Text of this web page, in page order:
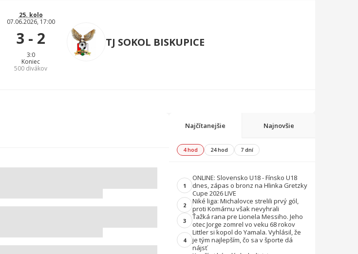
25. kolo
07.06.2026, 17:00
3 - 2
3:0
Koniec
500 divákov
TJ SOKOL BISKUPICE
Najčítanejšie Najnovšie
4 hod 24 hod 7 dní
1
ONLINE: Slovensko U18 - Fínsko U18
dnes, zápas o bronz na Hlinka Gretzky
Cupe 2026 LIVE
2
Niké liga: Michalovce strelili prvý gól,
proti Komárnu však nevyhrali
3
Ťažká rana pre Lionela Messiho. Jeho
otec Jorge zomrel vo veku 68 rokov
4
Littler si kopol do Yamala. Vyhlásil, že
je tým najlepším, čo sa v športe dá
nájsť